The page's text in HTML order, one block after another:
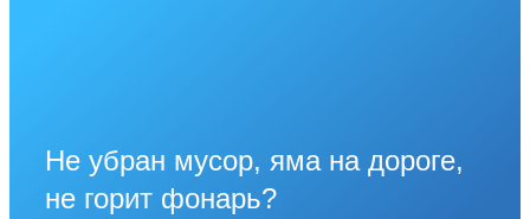
Не убран мусор, яма на дороге,
не горит фонарь?